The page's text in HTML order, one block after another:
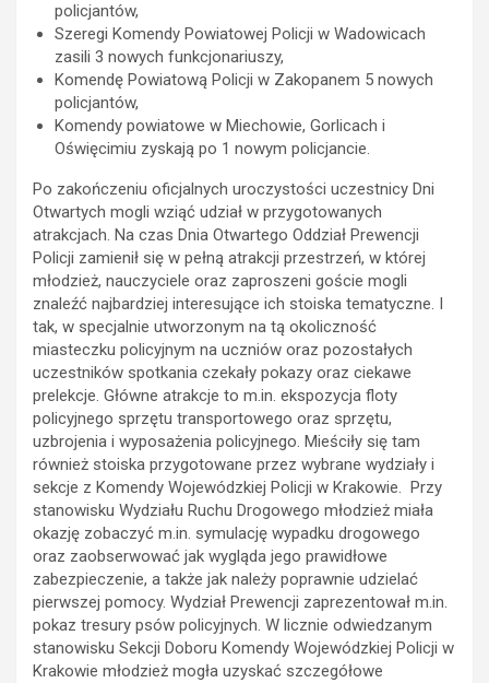
policjantów,
Szeregi Komendy Powiatowej Policji w Wadowicach
zasili 3 nowych funkcjonariuszy,
Komendę Powiatową Policji w Zakopanem 5 nowych
policjantów,
Komendy powiatowe w Miechowie, Gorlicach i
Oświęcimiu zyskają po 1 nowym policjancie.
Po zakończeniu oficjalnych uroczystości uczestnicy Dni
Otwartych mogli wziąć udział w przygotowanych
atrakcjach. Na czas Dnia Otwartego Oddział Prewencji
Policji zamienił się w pełną atrakcji przestrzeń, w której
młodzież, nauczyciele oraz zaproszeni goście mogli
znaleźć najbardziej interesujące ich stoiska tematyczne. I
tak, w specjalnie utworzonym na tą okoliczność
miasteczku policyjnym na uczniów oraz pozostałych
uczestników spotkania czekały pokazy oraz ciekawe
prelekcje. Główne atrakcje to m.in. ekspozycja floty
policyjnego sprzętu transportowego oraz sprzętu,
uzbrojenia i wyposażenia policyjnego. Mieściły się tam
również stoiska przygotowane przez wybrane wydziały i
sekcje z Komendy Wojewódzkiej Policji w Krakowie. Przy
stanowisku Wydziału Ruchu Drogowego młodzież miała
okazję zobaczyć m.in. symulację wypadku drogowego
oraz zaobserwować jak wygląda jego prawidłowe
zabezpieczenie, a także jak należy poprawnie udzielać
pierwszej pomocy. Wydział Prewencji zaprezentował m.in.
pokaz tresury psów policyjnych. W licznie odwiedzanym
stanowisku Sekcji Doboru Komendy Wojewódzkiej Policji w
Krakowie młodzież mogła uzyskać szczegółowe